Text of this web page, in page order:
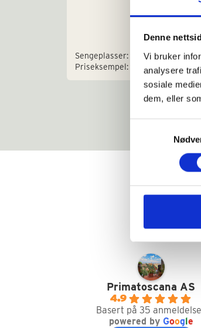
Denne
Vi bruker
analysere
sosiale
dem, eller
Sengeplasser: 12
Priseksempel: € 5.750 - 8.300
Primatoscana AS
4.9
Basert på 35
powered by Google